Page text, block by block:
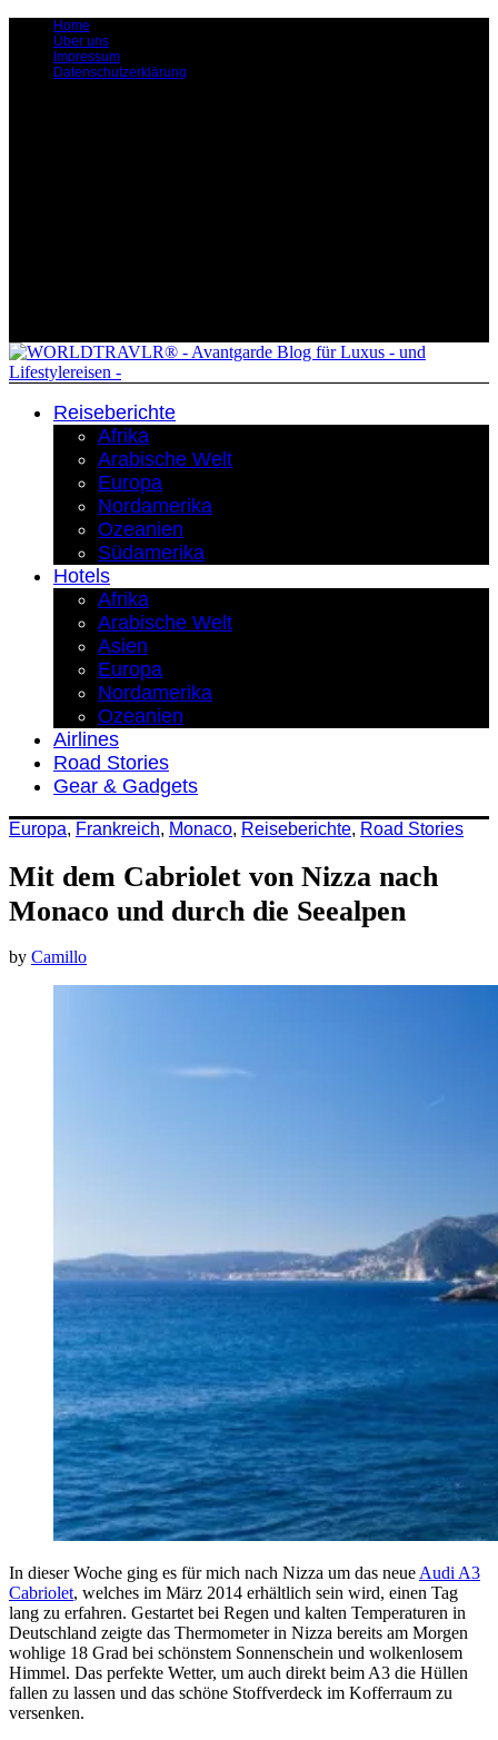
Home
Über uns
Impressum
Datenschutzerklärung
Reiseberichte
Afrika
Arabische Welt
Europa
Nordamerika
Ozeanien
Südamerika
Hotels
Afrika
Arabische Welt
Asien
Europa
Nordamerika
Ozeanien
Airlines
Road Stories
Gear & Gadgets
Europa, Frankreich, Monaco, Reiseberichte, Road Stories
Mit dem Cabriolet von Nizza nach
Monaco und durch die Seealpen
by Camillo
In dieser Woche ging es für mich nach Nizza um das neue Audi A3
Cabriolet, welches im März 2014 erhältlich sein wird, einen Tag
lang zu erfahren. Gestartet bei Regen und kalten Temperaturen in
Deutschland zeigte das Thermometer in Nizza bereits am Morgen
wohlige 18 Grad bei schönstem Sonnenschein und wolkenlosem
Himmel. Das perfekte Wetter, um auch direkt beim A3 die Hüllen
fallen zu lassen und das schöne Stoffverdeck im Kofferraum zu
versenken.